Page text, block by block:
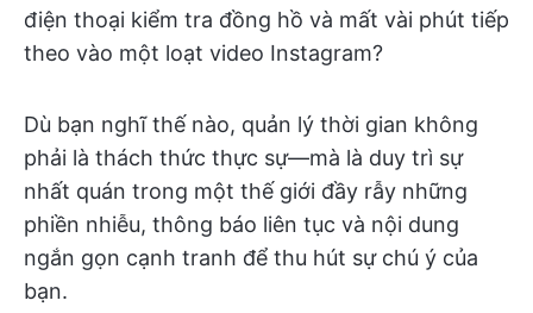
điện thoại kiểm tra đồng hồ và mất vài phút tiếp
theo vào một loạt video Instagram?
Dù bạn nghĩ thế nào, quản lý thời gian không
phải là thách thức thực sự—mà là duy trì sự
nhất quán trong một thế giới đầy rẫy những
phiền nhiễu, thông báo liên tục và nội dung
ngắn gọn cạnh tranh để thu hút sự chú ý của
bạn.